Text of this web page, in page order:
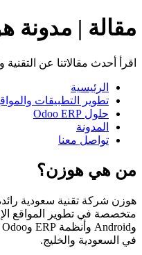
مقالة | مدونة
اقرأ أحدث مقالاتنا عن
الرئيسية
تطوير التطبيقات
حلول Odoo ERP
المدونة
تواصل معنا
من هي هوزن؟
في السعودية والخليج.